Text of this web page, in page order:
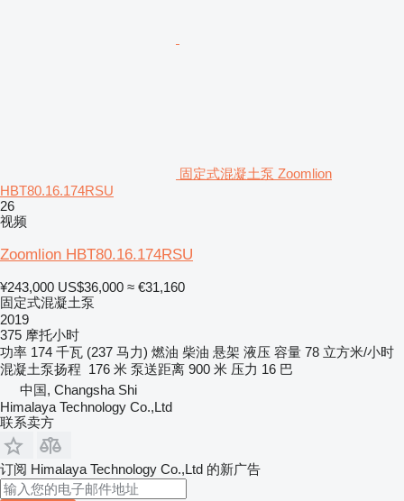
固定式混凝土泵 Zoomlion
HBT80.16.174RSU
26
视频
Zoomlion HBT80.16.174RSU
¥243,000 US$36,000 ≈ €31,160
固定式混凝土泵
2019
375 摩托小时
功率 174 千瓦 (237 马力) 燃油 柴油 悬架 液压 容量 78 立方米/小时
混凝土泵扬程 176 米 泵送距离 900 米 压力 16 巴
中国, Changsha Shi
Himalaya Technology Co.,Ltd
联系卖方
订阅 Himalaya Technology Co.,Ltd 的新广告